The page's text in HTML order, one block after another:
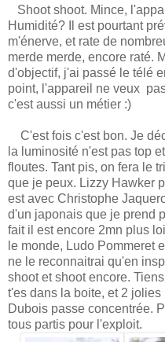
Shoot shoot. Mince,
Humidité? Il est pourtant
m'énerve, et rate de
merde merde, encore raté.
d'objectif, j'ai passé le télé
point, l'appareil ne veux
c'est aussi un métier :)
C'est fois c'est bon. Je
la luminosité n'est pas top
floutes. Tant pis, on fera le
que je peux. Lizzy Hawker
est avec Christophe
d'un japonais que je prend
fait il est encore 2mn plus
le monde, Ludo Pommeret
ne le reconnaitrai qu'en
shoot et shoot encore.
t'es dans la boite, et 2
Dubois passe concentrée.
tous partis pour l'exploit.